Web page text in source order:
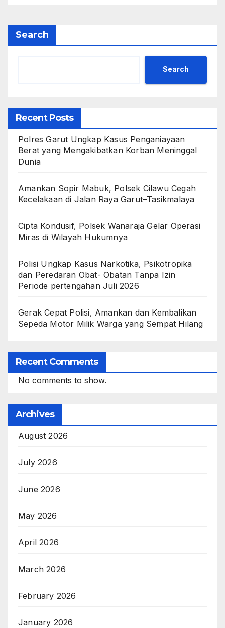
Search
Search
Recent Posts
Polres Garut Ungkap Kasus Penganiayaan
Berat yang Mengakibatkan Korban Meninggal
Dunia
Amankan Sopir Mabuk, Polsek Cilawu Cegah
Kecelakaan di Jalan Raya Garut–Tasikmalaya
Cipta Kondusif, Polsek Wanaraja Gelar Operasi
Miras di Wilayah Hukumnya
Polisi Ungkap Kasus Narkotika, Psikotropika
dan Peredaran Obat- Obatan Tanpa Izin
Periode pertengahan Juli 2026
Gerak Cepat Polisi, Amankan dan Kembalikan
Sepeda Motor Milik Warga yang Sempat Hilang
Recent Comments
No comments to show.
Archives
August 2026
July 2026
June 2026
May 2026
April 2026
March 2026
February 2026
January 2026